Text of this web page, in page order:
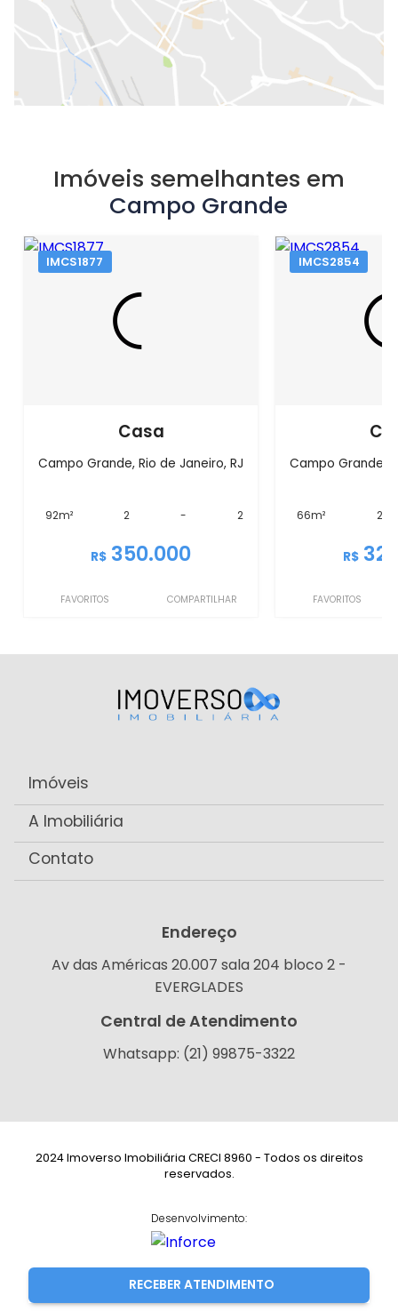
RECEBER ATENDIMENTO
Imóveis semelhantes em
Campo Grande
IMCS1877
Casa
Campo Grande, Rio de Janeiro, RJ
92m² 2 - 2
R$ 350.000
FAVORITOS COMPARTILHAR
IMCS2854
Campo Grande,
66m² 2
R$
FAVORITOS
Imóveis
A Imobiliária
Contato
Endereço
Av das Américas 20.007 sala 204 bloco 2 -
EVERGLADES
Central de Atendimento
Whatsapp: (21) 99875-3322
2024 Imoverso Imobiliária CRECI 8960 - Todos os direitos
reservados.
Desenvolvimento: